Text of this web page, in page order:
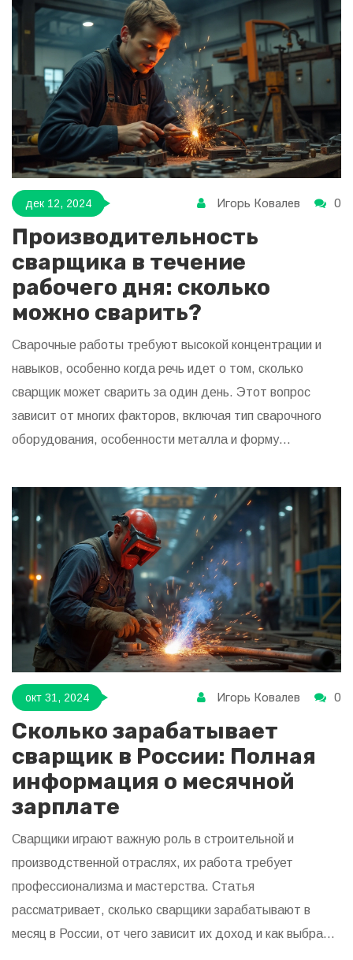
следует избегать работы в этой сфере.
дек 12, 2024 Игорь Ковалев 0
Производительность
сварщика в течение
рабочего дня: сколько
можно сварить?
Сварочные работы требуют высокой концентрации и
навыков, особенно когда речь идет о том, сколько
сварщик может сварить за один день. Этот вопрос
зависит от многих факторов, включая тип сварочного
оборудования, особенности металла и форму
рабочего процесса могут значительно увеличить
продуктивность. Важно также учитывать физическую
выносливость мастера и условия работы, чтобы
обеспечивать безопасность и качество выполнения
сварочных работ.
окт 31, 2024 Игорь Ковалев 0
Сколько зарабатывает
сварщик в России: Полная
информация о месячной
зарплате
Сварщики играют важную роль в строительной и
производственной отраслях, их работа требует
профессионализма и мастерства. Статья
рассматривает, сколько сварщики зарабатывают в
месяц в России, от чего зависит их доход и как выбрать